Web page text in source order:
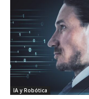
IA y Robótica